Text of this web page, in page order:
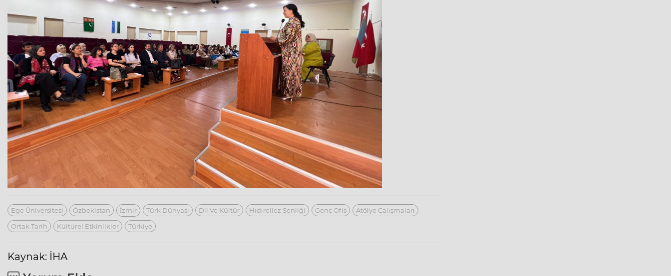
Ege Üniversitesi Özbekistan İzmir Türk Dünyası Dil Ve Kültür Hıdırellez Şenliği Genç Ofis
Atölye Çalışmaları
Ortak Tarih
Kültürel Etkinlikler Türkiye
Kaynak: İHA